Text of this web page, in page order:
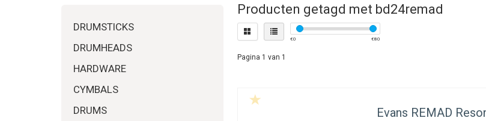
DRUMSTICKS
DRUMHEADS
HARDWARE
CYMBALS
DRUMS
Producten getagd met bd24remad
€0 €80
Pagina 1 van 1
Evans REMAD